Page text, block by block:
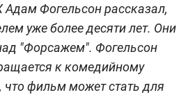
Адам Фогельсон рассказал,
уже более десяти лет. Они
"Форсажем". Фогельсон
к комедийному
что фильм может стать для